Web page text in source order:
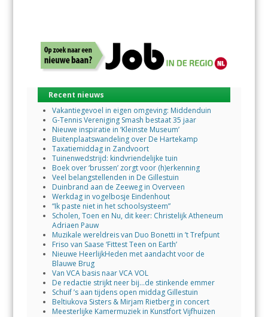
Recent nieuws
Vakantiegevoel in eigen omgeving: Middenduin
G-Tennis Vereniging Smash bestaat 35 jaar
Nieuwe inspiratie in ‘Kleinste Museum’
Buitenplaatswandeling over De Hartekamp
Taxatiemiddag in Zandvoort
Tuinenwedstrijd: kindvriendelijke tuin
Boek over ‘brussen’ zorgt voor (h)erkenning
Veel belangstellenden in De Gillestuin
Duinbrand aan de Zeeweg in Overveen
Werkdag in vogelbosje Eindenhout
“Ik paste niet in het schoolsysteem”
Scholen, Toen en Nu, dit keer: Christelijk Atheneum
Adriaen Pauw
Muzikale wereldreis van Duo Bonetti in ’t Trefpunt
Friso van Saase ‘Fittest Teen on Earth’
Nieuwe HeerlijkHeden met aandacht voor de
Blauwe Brug
Van VCA basis naar VCA VOL
De redactie strijkt neer bij…de stinkende emmer
Schuif ’s aan tijdens open middag Gillestuin
Beltiukova Sisters & Mirjam Rietberg in concert
Meesterlijke Kamermuziek in Kunstfort Vijfhuizen